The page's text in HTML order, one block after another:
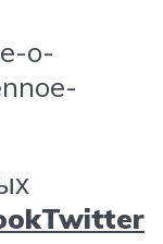
o-
Twitter